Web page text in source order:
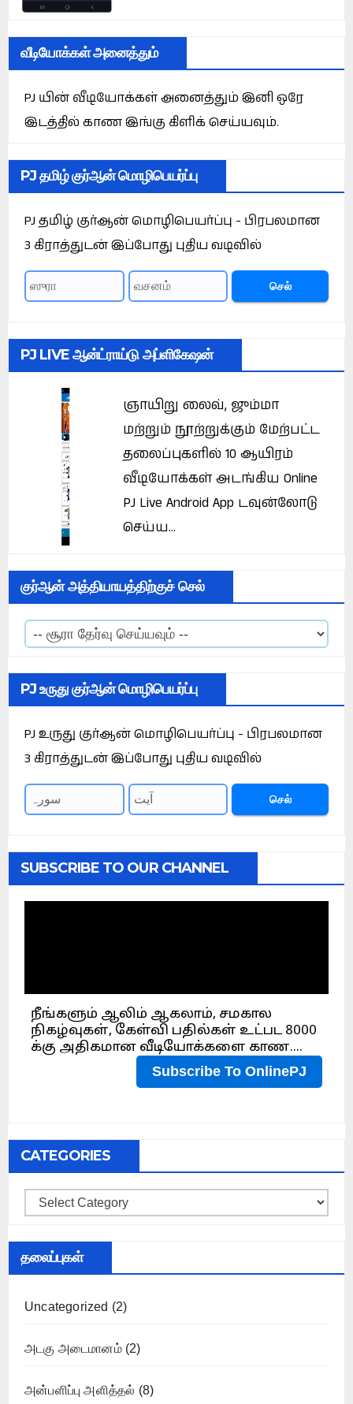
வீடியோக்கள் அனைத்தும்
PJ யின் வீடியோக்கள் அனைத்தும் இனி ஒரே
இடத்தில் காண இங்கு கிளிக் செய்யவும்.
PJ தமிழ் குர்ஆன் மொழிபெயர்ப்பு
PJ தமிழ் குர்ஆன் மொழிபெயர்ப்பு - பிரபலமான
3 கிராத்துடன் இப்போது புதிய வடிவில்
செல்
PJ LIVE ஆன்ட்ராய்டு அப்ளிகேஷன்
ஞாயிறு லைவ், ஜும்மா
மற்றும் நூற்றுக்கும் மேற்பட்ட
தலைப்புகளில் 10 ஆயிரம்
வீடியோக்கள் அடங்கிய Online
PJ Live Android App டவுன்லோடு
செய்ய...
குர்ஆன் அத்தியாயத்திற்குச் செல்
PJ உருது குர்ஆன் மொழிபெயர்ப்பு
PJ உருது குர்ஆன் மொழிபெயர்ப்பு - பிரபலமான
3 கிராத்துடன் இப்போது புதிய வடிவில்
செல்
SUBSCRIBE TO OUR CHANNEL
CATEGORIES
Categories
தலைப்புகள்
Uncategorized (2)
அடகு அடைமானம்(2)
அன்பளிப்பு அளித்தல் (8)